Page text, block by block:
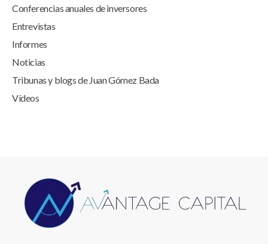
Conferencias anuales de inversores
Entrevistas
Informes
Noticias
Tribunas y blogs de Juan Gómez Bada
Vídeos